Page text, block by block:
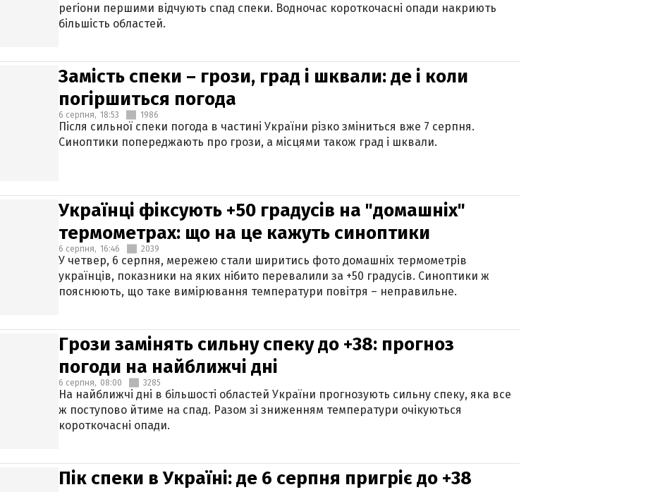
регіони першими відчують спад спеки. Водночас короткочасні опади накриють
більшість областей.
Замість спеки – грози, град і шквали: де і коли
погіршиться погода
6 серпня, 18:53 1986
Після сильної спеки погода в частині України різко зміниться вже 7 серпня.
Синоптики попереджають про грози, а місцями також град і шквали.
Українці фіксують +50 градусів на "домашніх"
термометрах: що на це кажуть синоптики
6 серпня, 16:46 2039
У четвер, 6 серпня, мережею стали ширитись фото домашніх термометрів
українців, показники на яких нібито перевалили за +50 градусів. Синоптики ж
пояснюють, що таке вимірювання температури повітря – неправильне.
Грози замінять сильну спеку до +38: прогноз
погоди на найближчі дні
6 серпня, 08:00 3285
На найближчі дні в більшості областей України прогнозують сильну спеку, яка все
ж поступово йтиме на спад. Разом зі зниженням температури очікуються
короткочасні опади.
Пік спеки в Україні: де 6 серпня пригріє до +38